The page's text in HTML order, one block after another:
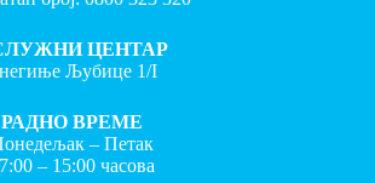
ЦЕНТАР
Љубице 1/I
РАДНО ВРЕМЕ
– Петак
– 15:00 часова